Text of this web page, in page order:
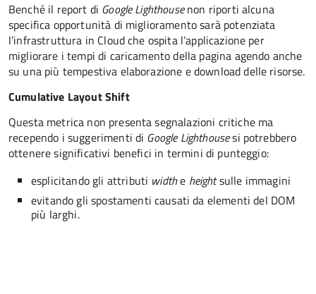
Benché il report di Google Lighthousenon riporti alcuna
specifica opportunità di miglioramento sarà potenziata
l’infrastruttura in Cloud che ospita l’applicazione per
migliorare i tempi di caricamento della pagina agendo anche
su una più tempestiva elaborazione e download delle risorse.
Cumulative Layout Shift
Questa metrica non presenta segnalazioni critiche ma
recependo i suggerimenti di Google Lighthousesi potrebbero
ottenere significativi benefici in termini di punteggio:
esplicitando gli attributi widthe heightsulle immagini
evitando gli spostamenti causati da elementi del DOM
più larghi.